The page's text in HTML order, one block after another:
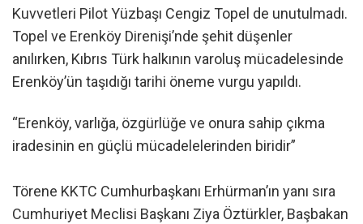
Kuvvetleri Pilot Yüzbaşı Cengiz Topel de unutulmadı.
Topel ve Erenköy Direnişi’nde şehit düşenler
anılırken, Kıbrıs Türk halkının varoluş mücadelesinde
Erenköy’ün taşıdığı tarihi öneme vurgu yapıldı.
“Erenköy, varlığa, özgürlüğe ve onura sahip çıkma
iradesinin en güçlü mücadelelerinden biridir”
Törene KKTC Cumhurbaşkanı Erhürman’ın yanı sıra
Cumhuriyet Meclisi Başkanı Ziya Öztürkler, Başbakan